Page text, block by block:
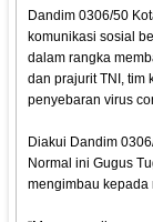
Dandim 0306/50
komunikasi sosial
dalam rangka
dan prajurit TNI, tim
penyebaran virus
Diakui Dandim
Normal ini Gugus
mengimbau kepada